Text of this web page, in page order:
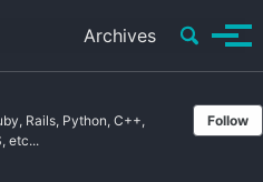
Archives Toggle
Rails, Python, C++,
etc...
Follow